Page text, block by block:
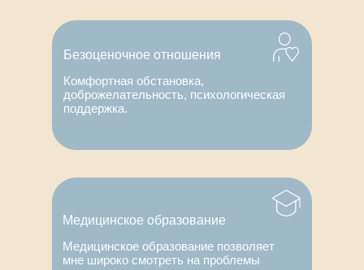
В своей работе я использую
включая когнитивно-поведенческую
и другие. Это позволяет мне
метод для каждого клиента, учитывая
особенности и потребности.
Комфортная обстановка,
доброжелательность, психологическая
поддержка.
Безоценочное отношения
Медицинское образование позволяет
мне широко смотреть на проблемы
Медицинское образование